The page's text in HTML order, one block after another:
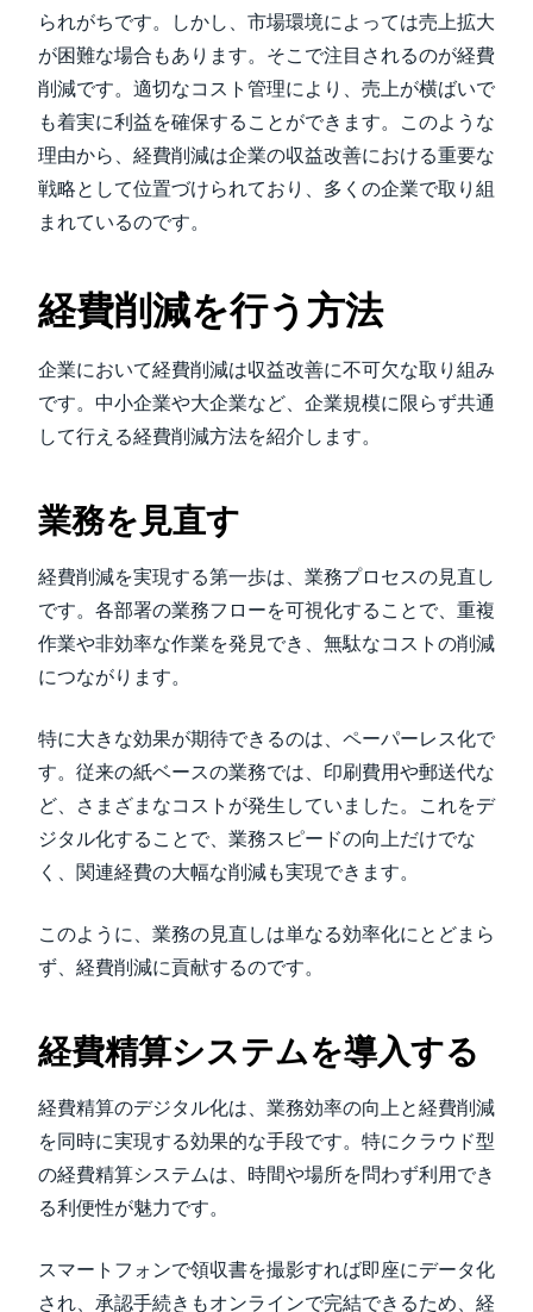
られがちです。しかし、市場環境によっては売上拡大
が困難な場合もあります。そこで注目されるのが経費
削減です。適切なコスト管理により、売上が横ばいで
も着実に利益を確保することができます。このような
理由から、経費削減は企業の収益改善における重要な
戦略として位置づけられており、多くの企業で取り組
まれているのです。
経費削減を行う方法
企業において経費削減は収益改善に不可欠な取り組み
です。中小企業や大企業など、企業規模に限らず共通
して行える経費削減方法を紹介します。
業務を見直す
経費削減を実現する第一歩は、業務プロセスの見直し
です。各部署の業務フローを可視化することで、重複
作業や非効率な作業を発見でき、無駄なコストの削減
につながります。
特に大きな効果が期待できるのは、ペーパーレス化で
す。従来の紙ベースの業務では、印刷費用や郵送代な
ど、さまざまなコストが発生していました。これをデ
ジタル化することで、業務スピードの向上だけでな
く、関連経費の大幅な削減も実現できます。
このように、業務の見直しは単なる効率化にとどまら
ず、経費削減に貢献するのです。
経費精算システムを導入する
経費精算のデジタル化は、業務効率の向上と経費削減
を同時に実現する効果的な手段です。特にクラウド型
の経費精算システムは、時間や場所を問わず利用でき
る利便性が魅力です。
スマートフォンで領収書を撮影すれば即座にデータ化
され、承認手続きもオンラインで完結できるため、経